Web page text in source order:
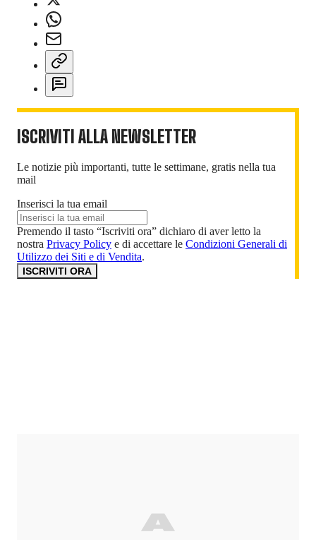
ISCRIVITI ALLA NEWSLETTER
Le notizie più importanti, tutte le settimane, gratis nella tua
mail
Inserisci la tua email
Premendo il tasto “Iscriviti ora” dichiaro di aver letto la
nostra Privacy Policy e di accettare le Condizioni Generali di
Utilizzo dei Siti e di Vendita.
ISCRIVITI ORA